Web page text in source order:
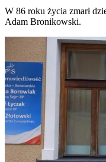
W 86 roku życia zmarł
Adam Bronikowski.